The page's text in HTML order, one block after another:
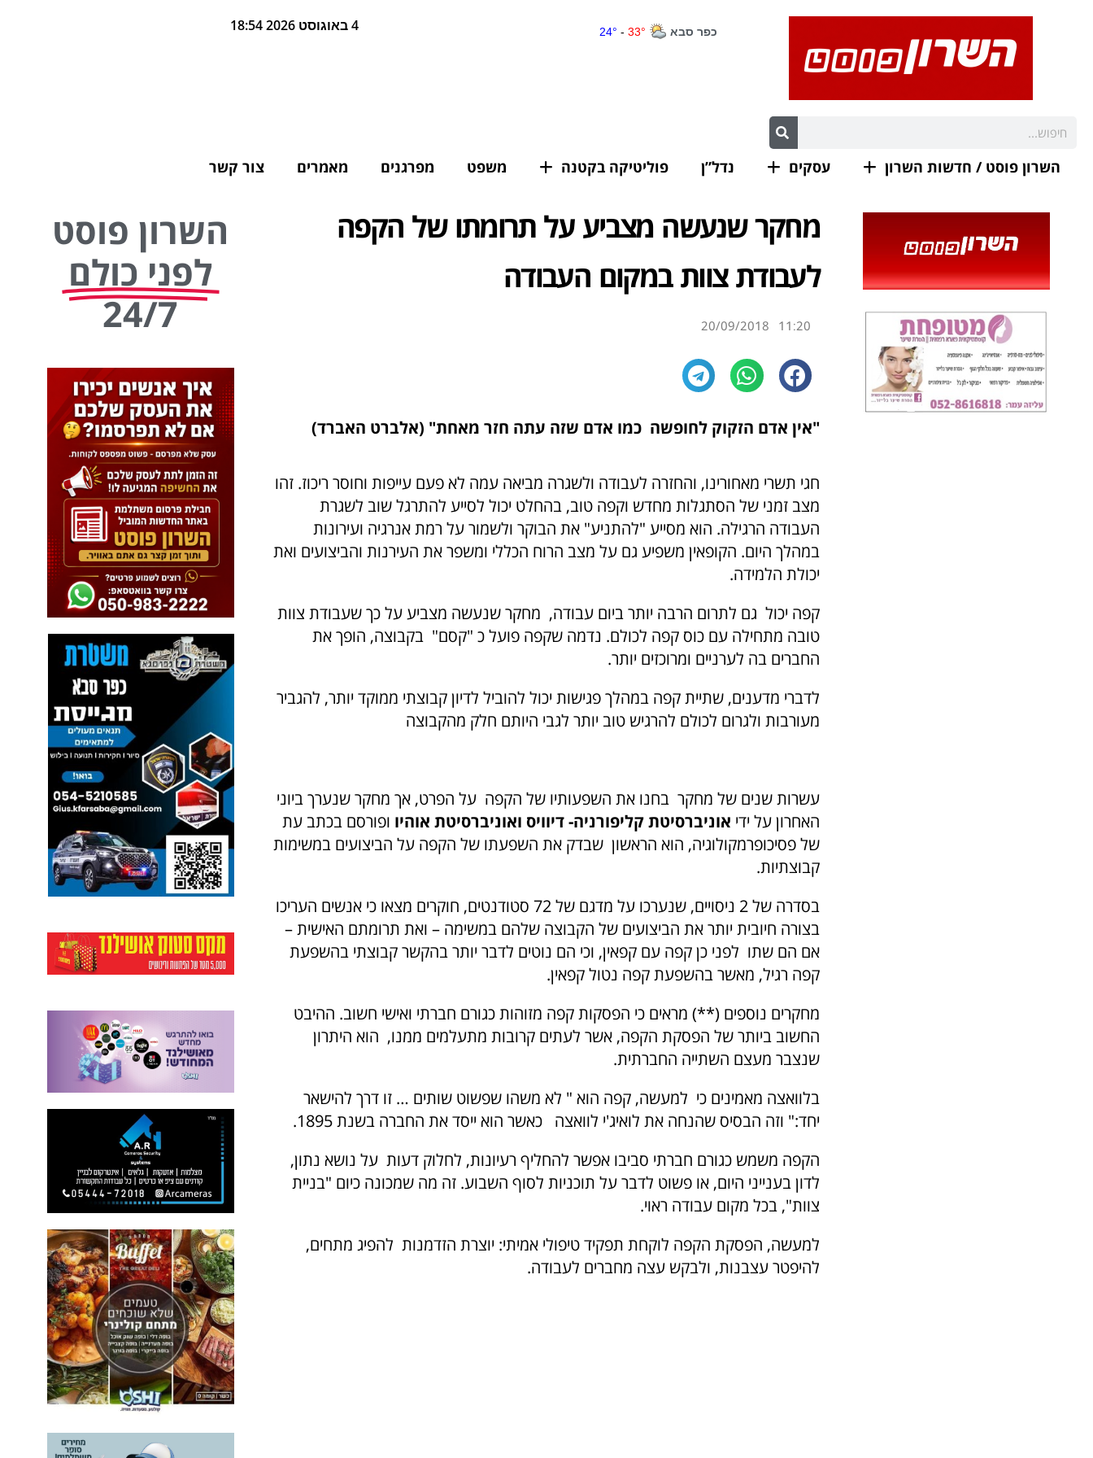
4 באוגוסט 2026 18:54
השרון פוסט / חדשות השרון עסקים נדל”ן פוליטיקה בקטנה משפט מפרגנים מאמרים צור קשר
מחקר שנעשה מצביע על תרומתו של הקפה
לעבודת צוות במקום העבודה
11:20
20/09/2018
"אין אדם הזקוק לחופשה כמו אדם שזה עתה חזר מאחת" (אלברט האברד)
חגי תשרי מאחורינו, והחזרה לעבודה ולשגרה מביאה עמה לא פעם עייפות וחוסר ריכוז. זהו
מצב זמני של הסתגלות מחדש וקפה טוב, בהחלט יכול לסייע להתרגל שוב לשגרת
העבודה הרגילה. הוא מסייע "להתניע" את הבוקר ולשמור על רמת אנרגיה ועירונות
במהלך היום. הקופאין משפיע גם על מצב הרוח הכללי ומשפר את העירנות והביצועים ואת
יכולת הלמידה.
קפה יכול גם לתרום הרבה יותר ביום עבודה, מחקר שנעשה מצביע על כך שעבודת צוות
טובה מתחילה עם כוס קפה לכולם. נדמה שקפה פועל כ "קסם" בקבוצה, הופך את
החברים בה לערניים ומרוכזים יותר.
לדברי מדענים, שתיית קפה במהלך פגישות יכול להוביל לדיון קבוצתי ממוקד יותר, להגביר
מעורבות ולגרום לכולם להרגיש טוב יותר לגבי היותם חלק מהקבוצה
עשרות שנים של מחקר בחנו את השפעותיו של הקפה על הפרט, אך מחקר שנערך ביוני
האחרון על ידי אוניברסיטת קליפורניה- דיוויס ואוניברסיטת אוהיו ופורסם בכתב עת
של פסיכופרמקולוגיה, הוא הראשון שבדק את השפעתו של הקפה על הביצועים במשימות
קבוצתיות.
בסדרה של 2 ניסויים, שנערכו על מדגם של 72 סטודנטים, חוקרים מצאו כי אנשים העריכו
בצורה חיובית יותר את הביצועים של הקבוצה שלהם במשימה – ואת תרומתם האישית –
אם הם שתו לפני כן קפה עם קפאין, וכי הם נוטים לדבר יותר בהקשר קבוצתי בהשפעת
קפה רגיל, מאשר בהשפעת קפה נטול קפאין.
מחקרים נוספים (**) מראים כי הפסקות קפה מזוהות כגורם חברתי ואישי חשוב. ההיבט
החשוב ביותר של הפסקת הקפה, אשר לעתים קרובות מתעלמים ממנו, הוא היתרון
שנצבר מעצם השתייה החברתית.
בלוואצה מאמינים כי למעשה, קפה הוא " לא משהו שפשוט שותים … זו דרך להישאר
יחד:" וזה הבסיס שהנחה את לואיג'י לוואצה כאשר הוא ייסד את החברה בשנת 1895.
הקפה משמש כגורם חברתי סביבו אפשר להחליף רעיונות, לחלוק דעות על נושא נתון,
לדון בענייני היום, או פשוט לדבר על תוכניות לסוף השבוע. זה מה שמכונה כיום "בניית
צוות", בכל מקום עבודה ראוי.
למעשה, הפסקת הקפה לוקחת תפקיד טיפולי אמיתי: יוצרת הזדמנות להפיג מתחים,
להיפטר עצבנות, ולבקש עצה מחברים לעבודה.
השרון פוסט
לפני כולם
24/7